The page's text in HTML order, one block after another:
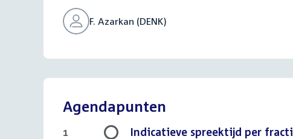
F. Azarkan (DENK)
Agendapunten
Indicatieve spreektijd per
1